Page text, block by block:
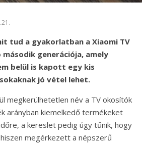
tud a gyakorlatban a Xiaomi TV
generációja, amely
belül is kapott egy kis
jó vétel lehet.
megkerülhetetlen név a TV okosítók
arányban kiemelkedő termékeket
a kereslet pedig úgy tűnik, hogy
megérkezett a népszerű